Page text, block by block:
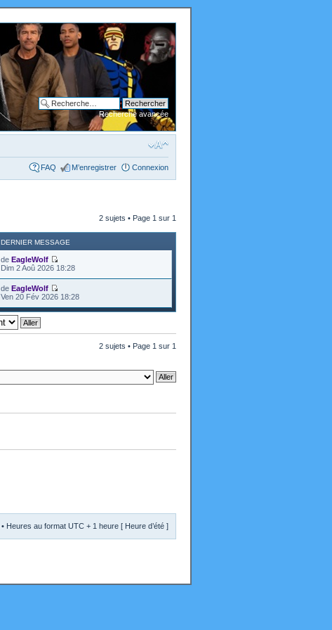
Recherche avancée
FAQ M’enregistrer Connexion
2 sujets • Page 1 sur 1
DERNIER MESSAGE
de EagleWolf
Dim 2 Aoû 2026 18:28
de EagleWolf
Ven 20 Fév 2026 18:28
2 sujets • Page 1 sur 1
• Heures au format UTC + 1 heure [ Heure d’été ]